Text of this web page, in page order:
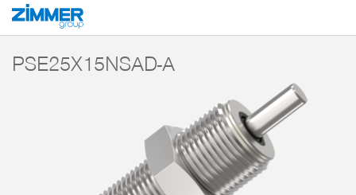
Démarrage Produits
PSE25X15NSAD-A